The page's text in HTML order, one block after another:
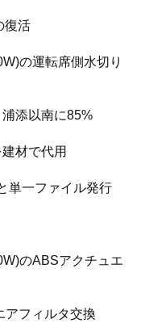
復活
の運転席側水切り
添以南に85%
材で代用
単一ファイル発行
のABSアクチュエ
アフィルタ交換